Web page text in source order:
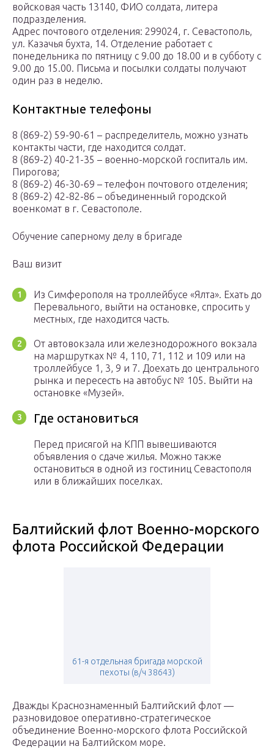
войсковая часть 13140, ФИО солдата, литера
подразделения.
Адрес почтового отделения: 299024, г. Севастополь,
ул. Казачья бухта, 14. Отделение работает с
понедельника по пятницу с 9.00 до 18.00 и в субботу с
9.00 до 15.00. Письма и посылки солдаты получают
один раз в неделю.
Контактные телефоны
8 (869-2) 59-90-61 – распределитель, можно узнать
контакты части, где находится солдат.
8 (869-2) 40-21-35 – военно-морской госпиталь им.
Пирогова;
8 (869-2) 46-30-69 – телефон почтового отделения;
8 (869-2) 42-82-86 – объединенный городской
военкомат в г. Севастополе.
Обучение саперному делу в бригаде
Ваш визит
Из Симферополя на троллейбусе «Ялта». Ехать до
Перевального, выйти на остановке, спросить у
местных, где находится часть.
От автовокзала или железнодорожного вокзала
на маршрутках № 4, 110, 71, 112 и 109 или на
троллейбусе 1, 3, 9 и 7. Доехать до центрального
рынка и пересесть на автобус № 105. Выйти на
остановке «Музей».
Где остановиться
Перед присягой на КПП вывешиваются
объявления о сдаче жилья. Можно также
остановиться в одной из гостиниц Севастополя
или в ближайших поселках.
Балтийский флот Военно-морского
флота Российской Федерации
61-я отдельная бригада морской
пехоты (в/ч 38643)
Дважды Краснознаменный Балтийский флот —
разновидовое оперативно-стратегическое
объединение Военно-морского флота Российской
Федерации на Балтийском море.